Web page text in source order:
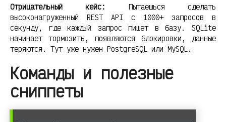
Отрицательный кейс:
Пытаешься сделать
высоконагруженный REST API с 1000+ запросов в
секунду, где каждый запрос пишет в базу. SQLite
начинает тормозить, появляются блокировки, данные
теряются. Тут уже нужен PostgreSQL или MySQL.
Команды и полезные
сниппеты